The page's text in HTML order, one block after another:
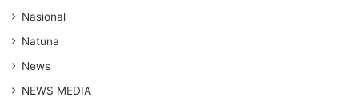
Nasional
Natuna
News
NEWS MEDIA